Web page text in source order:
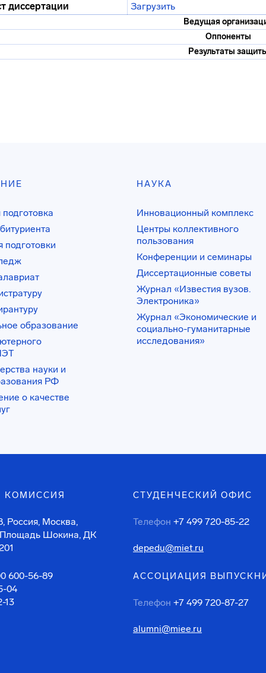
диссертации
Загрузить
Ведущая
Оппоненты
Результаты
подготовки
образование
науки и
РФ
о качестве
НАУКА
Инновационный комплекс
Центры коллективного
пользования
Конференции и семинары
Диссертационные советы
Журнал «Известия вузов.
Электроника»
Журнал «Экономические и
социально-гуманитарные
исследования»
КОМИССИЯ
Россия, Москва,
Площадь Шокина, ДК
600-56-89
04
13
СТУДЕНЧЕСКИЙ ОФИС
Телефон +7 499 720-85-22
depedu@miet.ru
АССОЦИАЦИЯ
Телефон +7 499 720-87-27
alumni@miee.ru